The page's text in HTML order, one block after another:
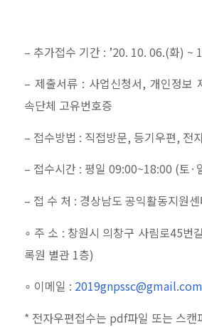
– 추가접수 기간 : ’20. 10. 06.(화) ~
– 제출서류 : 사업신청서,개인정보
속단체 고유번호증
– 접수방법 : 직접방문, 등기우편, 전
– 접수시간 : 평일 09:00~18:00 (토·
– 접 수 처 : 경상남도 공익활동지원센
∘ 주 소 : 창원시 의창구 사림로45번길
록원 별관 1층)
∘ 이메일 : 2019gnpssc@gmail.com
* 전자우편접수는 pdf파일 또는 스캔